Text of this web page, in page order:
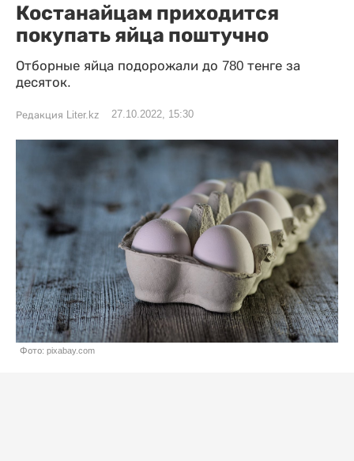
Костанайцам приходится
покупать яйца поштучно
Отборные яйца подорожали до 780 тенге за
десяток.
Редакция Liter.kz 27.10.2022, 15:30
Фото: pixabay.com